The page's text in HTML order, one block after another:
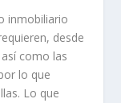
inmobiliario
desde
como las
lo que
Lo que